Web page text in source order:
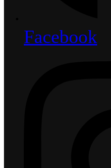
Facebook